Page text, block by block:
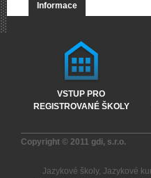
Informace
VSTUP PRO
REGISTROVANÉ ŠKOLY
Copyright © 2011 gdi, s.r.o.
Jazykové školy, Jazykové